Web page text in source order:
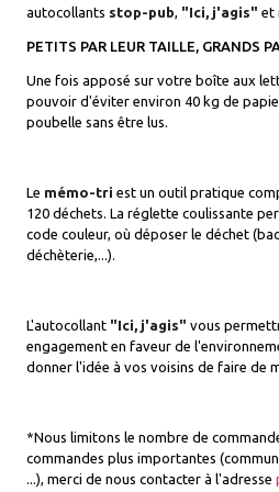
autocollants stop-pub "Ici, j'agis" et
PETITS PAR LEUR TAILLE, GRANDS
Une fois apposé sur votre boîte aux
pouvoir d'éviter environ 40 kg de
poubelle sans être lus.
Le mémo-tri est un outil pratique
120 déchets. La réglette coulissante
code couleur, où déposer le déchet (bac
déchèterie,...).
L'autocollant "Ici, j'agis" vous
engagement en faveur de
donner l'idée à vos voisins de faire de
*Nous limitons le nombre de
commandes plus importantes
...), merci de nous contacter à l'adresse